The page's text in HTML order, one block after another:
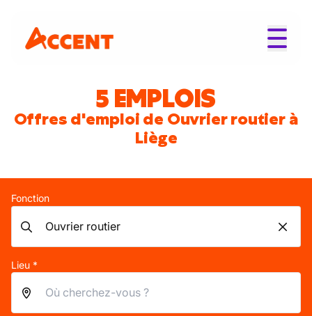
5 EMPLOIS
Offres d'emploi de Ouvrier routier à
Liège
Fonction
Lieu *